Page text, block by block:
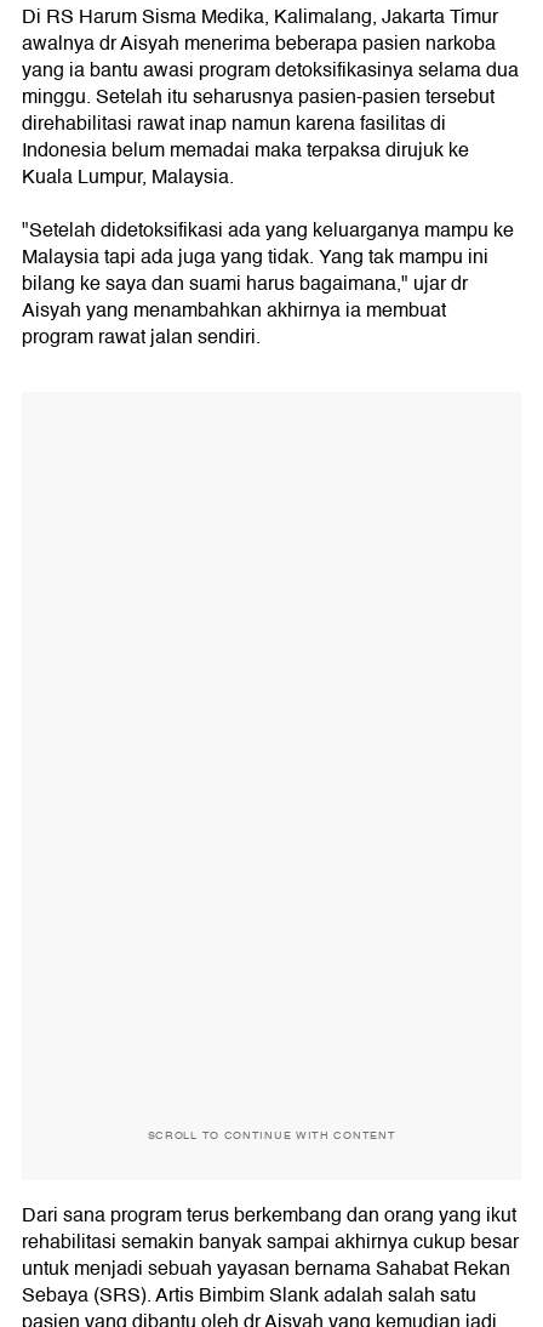
Di RS Harum Sisma Medika, Kalimalang, Jakarta Timur
awalnya dr Aisyah menerima beberapa pasien narkoba
yang ia bantu awasi program detoksifikasinya selama dua
minggu. Setelah itu seharusnya pasien-pasien tersebut
direhabilitasi rawat inap namun karena fasilitas di
Indonesia belum memadai maka terpaksa dirujuk ke
Kuala Lumpur, Malaysia.
"Setelah didetoksifikasi ada yang keluarganya mampu ke
Malaysia tapi ada juga yang tidak. Yang tak mampu ini
bilang ke saya dan suami harus bagaimana," ujar dr
Aisyah yang menambahkan akhirnya ia membuat
program rawat jalan sendiri.
SCROLL TO CONTINUE WITH CONTENT
Dari sana program terus berkembang dan orang yang ikut
rehabilitasi semakin banyak sampai akhirnya cukup besar
untuk menjadi sebuah yayasan bernama Sahabat Rekan
Sebaya (SRS). Artis Bimbim Slank adalah salah satu